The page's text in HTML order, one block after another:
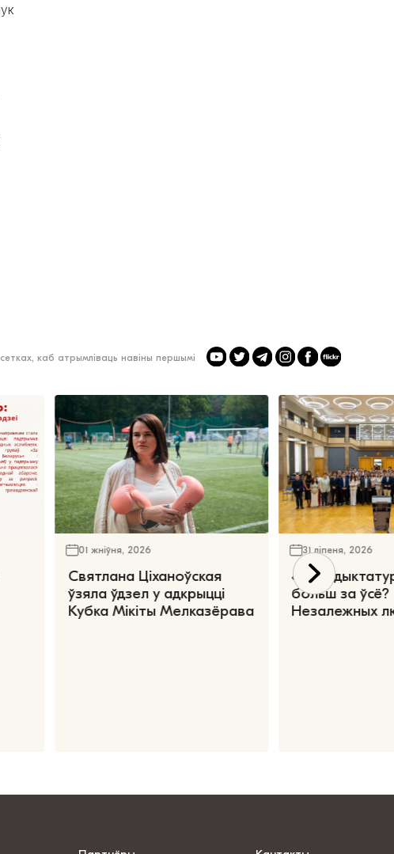
каб атрымліваць навіны першымі
01 жніўня, 2026
Святлана Ціханоўская
ўзяла ўдзел у адкрыцці
Кубка Мікіты Мелказёрава
31 ліпеня, 2026
«Чаго
больш за ўсё?
Незалежных